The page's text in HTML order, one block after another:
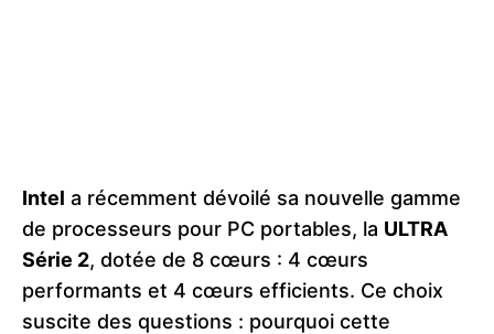
Intel a récemment dévoilé sa nouvelle gamme
de processeurs pour PC portables, la ULTRA
Série 2, dotée de 8 cœurs : 4 cœurs
performants et 4 cœurs efficients. Ce choix
suscite des questions : pourquoi cette